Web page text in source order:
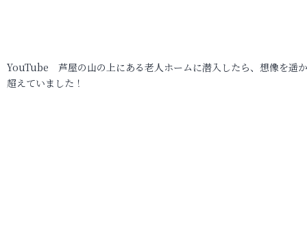
YouTube 芦屋の山の上にある老人ホームに潜入したら、想像を遥
超えていました！